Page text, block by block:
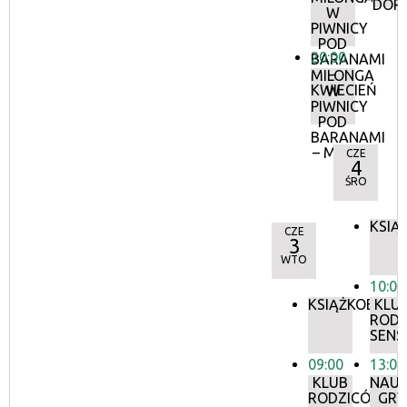
W
PIWNICY
POD
BARANAMI
–
KWIECIEŃ
20:00
MILONGA
W
PIWNICY
POD
BARANAMI
– MAJ
CZE
3
WTO
KSIĄŻKOBIEG
09:00
KLUB
RODZICÓW:
CZE
4
ŚRO
10:00
13:00
GRY